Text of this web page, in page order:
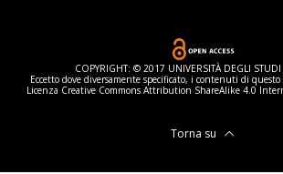
COPYRIGHT: © 2017 UNIVERSITÀ DEGLI
Eccetto dove diversamente specificato, i contenuti di
Licenza Creative Commons Attribution ShareAlike 4.0
Torna su